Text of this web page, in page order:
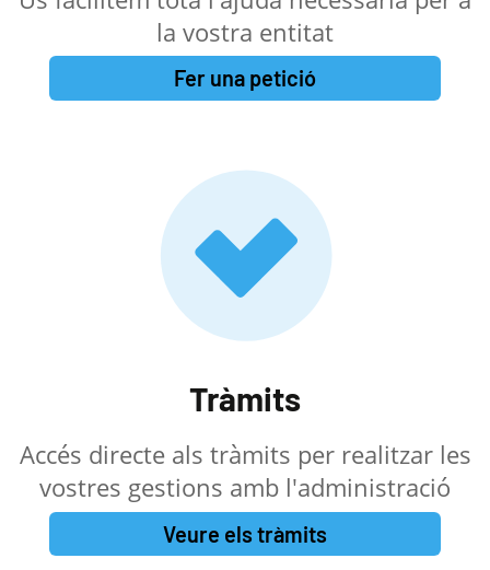
la vostra entitat
Fer una petició
Tràmits
Accés directe als tràmits per realitzar les
vostres gestions amb l'administració
Veure els tràmits